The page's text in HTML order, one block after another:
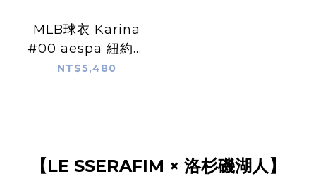
MLB球衣 Karina
#00 aespa 紐約洋
基白條紋 Nike
NT$5,480
【LE SSERAFIM × 洛杉磯湖人】